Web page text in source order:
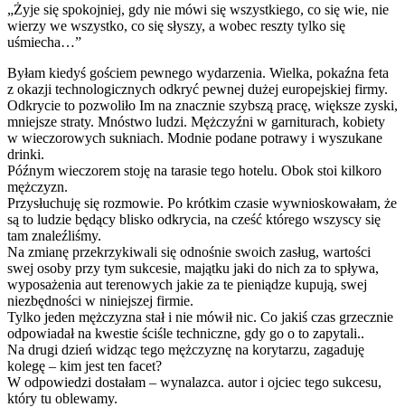
„Żyje się spokojniej, gdy nie mówi się wszystkiego, co się wie, nie
wierzy we wszystko, co się słyszy, a wobec reszty tylko się
uśmiecha…”
Byłam kiedyś gościem pewnego wydarzenia. Wielka, pokaźna feta
z okazji technologicznych odkryć pewnej dużej europejskiej firmy.
Odkrycie to pozwoliło Im na znacznie szybszą pracę, większe zyski,
mniejsze straty. Mnóstwo ludzi. Mężczyźni w garniturach, kobiety
w wieczorowych sukniach. Modnie podane potrawy i wyszukane
drinki.
Późnym wieczorem stoję na tarasie tego hotelu. Obok stoi kilkoro
mężczyzn.
Przysłuchuję się rozmowie. Po krótkim czasie wywnioskowałam, że
są to ludzie będący blisko odkrycia, na cześć którego wszyscy się
tam znaleźliśmy.
Na zmianę przekrzykiwali się odnośnie swoich zasług, wartości
swej osoby przy tym sukcesie, majątku jaki do nich za to spływa,
wyposażenia aut terenowych jakie za te pieniądze kupują, swej
niezbędności w niniejszej firmie.
Tylko jeden mężczyzna stał i nie mówił nic. Co jakiś czas grzecznie
odpowiadał na kwestie ściśle techniczne, gdy go o to zapytali..
Na drugi dzień widząc tego mężczyznę na korytarzu, zagaduję
kolegę – kim jest ten facet?
W odpowiedzi dostałam – wynalazca. autor i ojciec tego sukcesu,
który tu oblewamy.